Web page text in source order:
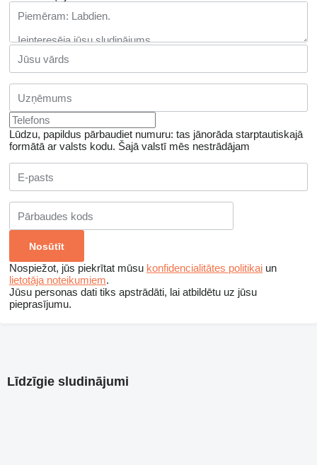
Lūdzu, papildus pārbaudiet numuru: tas jānorāda starptautiskajā
formātā ar valsts kodu. Šajā valstī mēs nestrādājam
Nospiežot, jūs piekrītat mūsu konfidencialitātes politikai un
lietotāja noteikumiem.
Jūsu personas dati tiks apstrādāti, lai atbildētu uz jūsu
pieprasījumu.
Līdzīgie sludinājumi